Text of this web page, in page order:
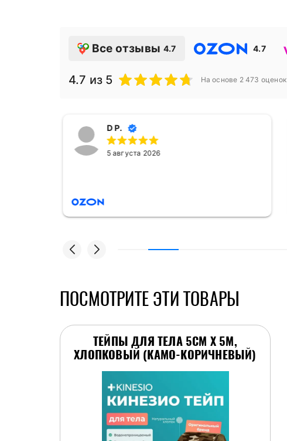
Все отзывы 4.7 4.7
4.7 из 5 На основе 2 473 оценок
D P.
5 августа 2026
ПОСМОТРИТЕ ЭТИ ТОВАРЫ
ТЕЙПЫ ДЛЯ ТЕЛА 5СМ Х 5М,
ХЛОПКОВЫЙ (КАМО-КОРИЧНЕВЫЙ)